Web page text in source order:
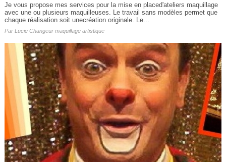
Je vous propose mes services pour la mise en placed'ateliers maquillage
avec une ou plusieurs maquilleuses. Le travail sans modèles permet que
chaque réalisation soit unecréation originale. Le...
Par Lucie Changeur maquillage artistique